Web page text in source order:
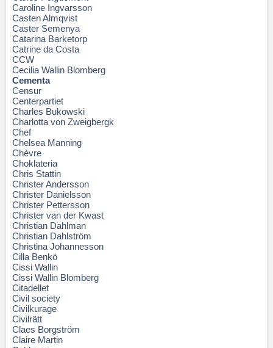
Caroline Ingvarsson
Casten Almqvist
Caster Semenya
Catarina Barketorp
Catrine da Costa
CCW
Cecilia Wallin Blomberg
Cementa
Censur
Centerpartiet
Charles Bukowski
Charlotta von Zweigbergk
Chef
Chelsea Manning
Chèvre
Choklateria
Chris Stattin
Christer Andersson
Christer Danielsson
Christer Pettersson
Christer van der Kwast
Christian Dahlman
Christian Dahlström
Christina Johannesson
Cilla Benkö
Cissi Wallin
Cissi Wallin Blomberg
Citadellet
Civil society
Civilkurage
Civilrätt
Claes Borgström
Claire Martin